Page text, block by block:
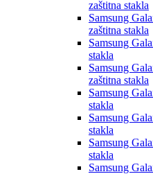
zaštitna stakla
Samsung
zaštitna stakla
Samsung
stakla
Samsung
zaštitna stakla
Samsung
stakla
Samsung
stakla
Samsung
stakla
Samsung